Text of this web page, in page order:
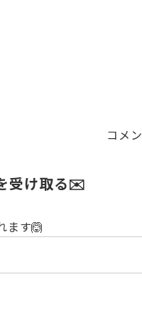
コメ
受け取る✉️
ます🙆